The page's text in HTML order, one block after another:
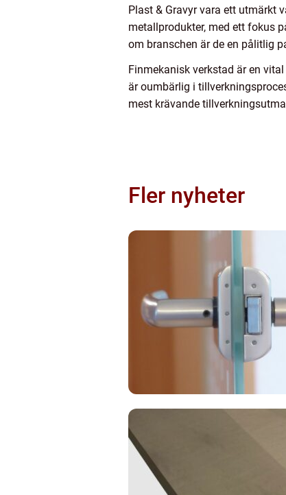
Plast & Gravyr vara ett utmärkt
metallprodukter, med ett fokus
om branschen är de en pålitlig
Finmekanisk verkstad är en
är oumbärlig i
mest krävande
Fler nyheter